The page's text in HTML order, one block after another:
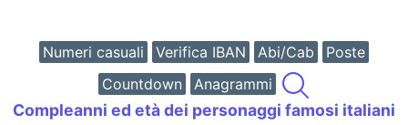
Numeri casuali Verifica IBAN Abi/Cab
Poste
Countdown
Anagrammi
Compleanni ed età dei personaggi famosi italiani